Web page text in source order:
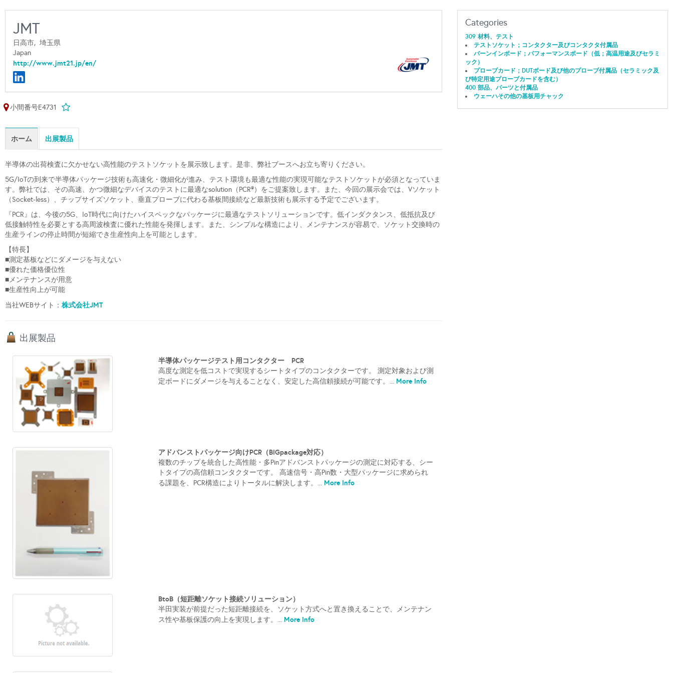
JMT
日高市, 埼玉県
Japan
http://www.jmt21.jp/en/
小間番号E4731
ホーム 出展製品
半導体の出荷検査に欠かせない高性能のテストソケットを展示致します。是非、弊社ブースへお立ち寄りください。
5G/IoTの到来で半導体パッケージ技術も高速化・微細化が進み、テスト環境も最適な性能の実現可能なテストソケットが必須となっていま
す。弊社では、その高速、かつ微細なデバイスのテストに最適なsolution（PCR®）をご提案致します。また、今回の展示会では、Vソケット
（Socket-less）、チップサイズソケット、垂直プローブに代わる基板間接続など最新技術も展示する予定でございます。
『PCR』は、今後の5G、IoT時代に向けたハイスペックなパッケージに最適なテストソリューションです。低インダクタンス、低抵抗及び
低接触特性を必要とする高周波検査に優れた性能を発揮します。また、シンプルな構造により、メンテナンスが容易で、ソケット交換時の
生産ラインの停止時間が短縮でき生産性向上を可能とします。
【特長】
■測定基板などにダメージを与えない
■優れた価格優位性
■メンテナンスが用意
■生産性向上が可能
当社WEBサイト： 株式会社JMT
出展製品
半導体パッケージテスト用コンタクター PCR
高度な測定を低コストで実現するシートタイプのコンタクターです。 測定対象および測
定ボードにダメージを与えることなく、安定した高信頼接続が可能です。...More Info
アドバンストパッケージ向けPCR（BIGpackage対応）
複数のチップを統合した高性能・多Pinアドバンストパッケージの測定に対応する、シー
トタイプの高信頼コンタクターです。 高速信号・高Pin数・大型パッケージに求められ
る課題を、PCR構造によりトータルに解決します。... More Info
BtoB（短距離ソケット接続ソリューション）
半田実装が前提だった短距離接続を、ソケット方式へと置き換えることで、メンテナン
ス性や基板保護の向上を実現します。...More Info
Categories
309 材料、テスト
テストソケット；コンタクター及びコンタクタ付属品
バーンインボード；パフォーマンスボード（低；高温用途及びセラミ
ック）
プローブカード；DUTボード及び他のプローブ付属品（セラミック及
び特定用途プローブカードを含む）
400 部品、パーツと付属品
ウェーハその他の基板用チャック